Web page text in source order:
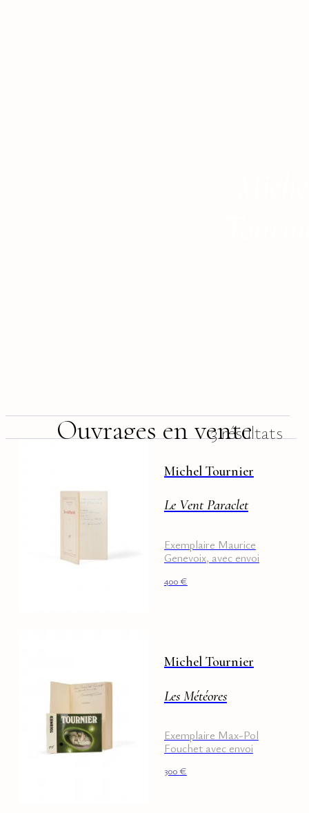
Ouvrages en vente
3 résultats
Michel Tournier
Le Vent Paraclet
Exemplaire Maurice
Genevoix, avec envoi
400€
Michel Tournier
Les Météores
Exemplaire Max-Pol
Fouchet avec envoi
300€